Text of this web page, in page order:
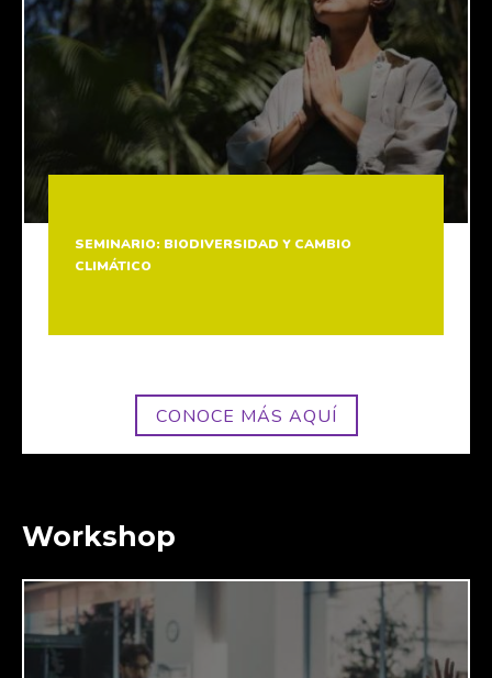
SEMINARIO: BIODIVERSIDAD Y CAMBIO
CLIMÁTICO
CONOCE MÁS AQUÍ
Workshop